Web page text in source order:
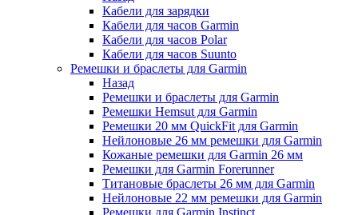
Кабели для зарядки
Кабели для часов Garmin
Кабели для часов Polar
Кабели для часов Suunto
Ремешки и браслеты для Garmin
Назад
Ремешки и браслеты для Garmin
Ремешки Hemsut для Garmin
Ремешки 20 мм QuickFit для Garmin
Нейлоновые 26 мм ремешки для Garmin
Кожаные ремешки для Garmin 26 мм
Ремешки для Garmin Forerunner
Титановые браслеты 26 мм для Garmin
Нейлоновые 22 мм ремешки для Garmin
Ремешки для Garmin Instinct